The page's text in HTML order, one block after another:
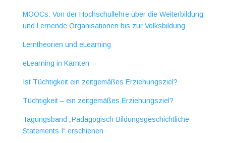
MOOCs: Von der Hochschullehre über die Weiterbildung
und Lernende Organisationen bis zur Volksbildung
Lerntheorien und eLearning
eLearning in Kärnten
Ist Tüchtigkeit ein zeitgemäßes Erziehungsziel?
Tüchtigkeit – ein zeitgemäßes Erziehungsziel?
Tagungsband „Pädagogisch-Bildungsgeschichtliche
Statements I“ erschienen